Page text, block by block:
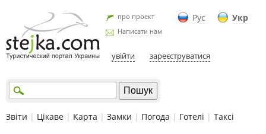
Рус Укр
про проект
Написати нам
увійти зареєструватися
Звіти | Цікаве | Карта | Замки | Погода | Готелі | Таксі